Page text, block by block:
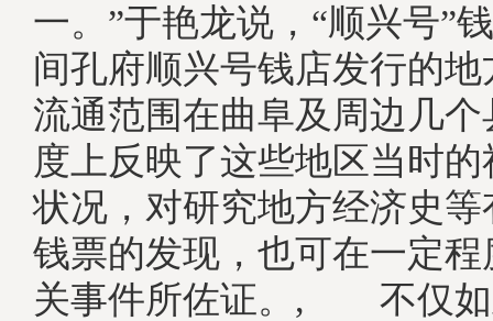
一。”于艳龙说，“顺兴号”
间孔府顺兴号钱店发行的
流通范围在曲阜及周边几
度上反映了这些地区当时
状况，对研究地方经济史
钱票的发现，也可在一定
关事件所佐证。, 不仅如